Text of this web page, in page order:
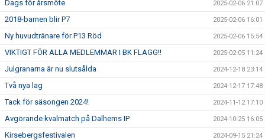
Dags för årsmöte 2025-02-06 21:07
2018-barnen blir P7 2025-02-06 16:01
Ny huvudtränare för P13 Röd 2025-02-06 15:54
VIKTIGT FÖR ALLA MEDLEMMAR I BK FLAGG!! 2025-02-05 11:24
Julgranarna är nu slutsålda 2024-12-18 23:14
Två nya lag 2024-12-17 17:48
Tack för säsongen 2024! 2024-11-12 17:10
Avgörande kvalmatch på Dalhems IP 2024-10-25 16:05
Kirsebergsfestivalen 2024-09-15 21:24